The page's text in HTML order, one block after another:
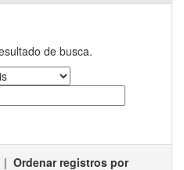
de busca.
| Ordenar registros por